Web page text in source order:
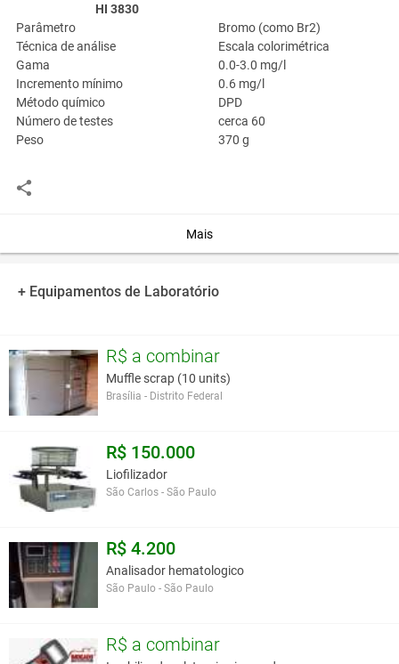
HI 3830
Parâmetro
Bromo (como Br2)
Técnica de análise
Escala colorimétrica
Gama
0.0-3.0 mg/l
Incremento mínimo
0.6 mg/l
Método químico
DPD
Número de testes
cerca 60
Peso
370 g
Você assume toda a responsabilidade pela cotação deste item. Você acha que
este anúncio é contra a política de Agroads?
Mais
+ Equipamentos de Laboratório
R$ a combinar
Muffle scrap (10 units)
Brasília - Distrito Federal
R$ 150.000
Liofilizador
São Carlos - São Paulo
R$ 4.200
Analisador hematologico
São Paulo - São Paulo
R$ a combinar